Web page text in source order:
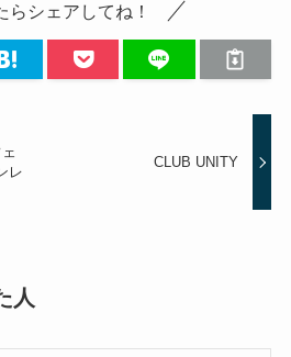
らシェアしてね！
レ
CLUB UNITY
人